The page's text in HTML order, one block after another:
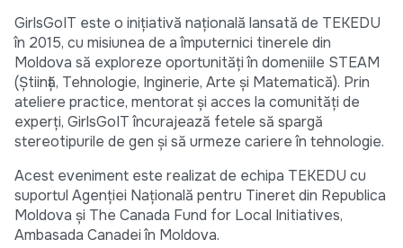
GirlsGoIT este o inițiativă națională lansată de TEKEDU
în 2015, cu misiunea de a împuternici tinerele din
Moldova să exploreze oportunități în domeniile STEAM
(Știință, Tehnologie, Inginerie, Arte și Matematică). Prin
ateliere practice, mentorat și acces la comunități de
experți, GirlsGoIT încurajează fetele să spargă
stereotipurile de gen și să urmeze cariere în tehnologie.
Acest eveniment este realizat de echipa TEKEDU cu
suportul Agenției Națională pentru Tineret din Republica
Moldova și The Canada Fund for Local Initiatives,
Ambasada Canadei în Moldova.